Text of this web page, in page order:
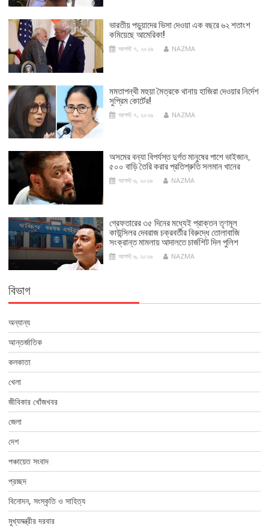
ভারতীয় পড়ুয়াদের ভিসা দেওয়া এক বছরে ৬২ শতাংশ
কমিয়েছে আমেরিকা!
আগস্ট ৭, ২০২৬ NAZMA
মমতাপন্থী মহুয়া মৈত্রকে থানায় হাজিরা দেওয়ার নির্দেশ
সুপ্রিম কোর্টের!
আগস্ট ৭, ২০২৬ NAZMA
অসমের বন্যা বিপর্যস্ত দুর্গত মানুষের পাশে ভাইজান,
৫০০ বাড়ি তৈরি করার প্রতিশ্রুতি সলমান খানের
আগস্ট ৬, ২০২৬ NAZMA
গ্রেফতারের ৩৫ দিনের মধ্যেই প্রাক্তন তৃণমূল
কাউন্সিলর দেবরাজ চক্রবর্তীর বিরুদ্ধে তোলাবাজি
সংক্রান্ত মামলায় আদালতে চার্জশিট দিল পুলিশ
আগস্ট ৬, ২০২৬ NAZMA
বিভাগ
অন্যান্য
আন্তর্জাতিক
কলকাতা
খেলা
জীবিকার খোঁজখবর
জেলা
দেশ
পঞ্চায়েত সংবাদ
প্রচ্ছদ
বিনোদন, সংস্কৃতি ও সাহিত্য
মুখ্যমন্ত্রীর দরবার